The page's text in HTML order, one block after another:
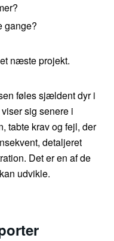
gange?
næste projekt.
føles sjældent dyr i
sig senere i
tabte krav og fejl, der
detaljeret
Det er en af de
udvikle.